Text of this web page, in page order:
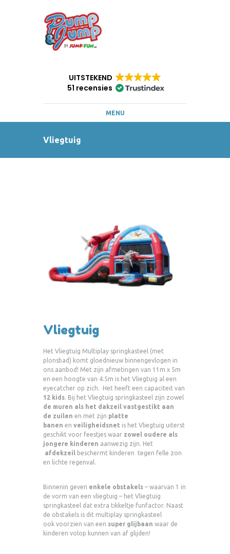
UITSTEKEND
51 recensies
MENU
Vliegtuig
Vliegtuig
Het Vliegtuig Multiplay springkasteel (met
plonsbad) komt gloednieuw binnengevlogen in
ons aanbod! Met zijn afmetingen van 11m x 5m
en een hoogte van 4.5m is het Vliegtuig al een
eyecatcher op zich. Het heeft een capaciteit van
12 kids. Bij het Vliegtuig springkasteel zijn zowel
de muren als het dakzeil vastgestikt aan
de zuilen en met zijn platte
banen en veiligheidsnet is het Vliegtuig uiterst
geschikt voor feestjes waar zowel oudere als
jongere kinderen aanwezig zijn. Het
afdekzeil beschermt kinderen tegen felle zon
en lichte regenval.
Binnenin geven enkele obstakels – waarvan 1 in
de vorm van een vliegtuig – het Vliegtuig
springkasteel dat extra tikkeltje funfactor. Naast
de obstakels is dit multiplay springkasteel
ook voorzien van een super glijbaan waar de
kinderen volop kunnen van af glijden!